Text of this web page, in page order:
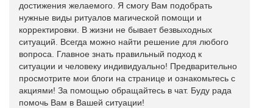
достижения желаемого. Я смогу Вам подобрать
нужные виды ритуалов магической помощи и
корректировки. В жизни не бывает безвыходных
ситуаций. Всегда можно найти решение для любого
вопроса. Главное знать правильный подход к
ситуации и человеку индивидуально! Предварительно
просмотрите мои блоги на странице и ознакомьтесь с
акциями! За помощью обращайтесь в чат. Буду рада
помочь Вам в Вашей ситуации!